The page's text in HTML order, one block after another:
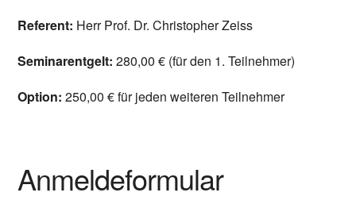
Referent: Herr Prof. Dr. Christopher Zeiss
Seminarentgelt:280,00 € (für den 1. Teilnehmer)
Option: 250,00 € für jeden weiteren Teilnehmer
Anmeldeformular